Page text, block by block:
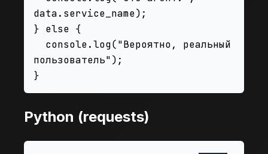
data.service_name);
} else {
пользователь");
Python (requests)